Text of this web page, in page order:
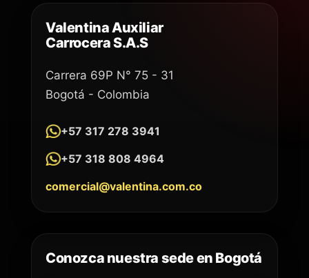
Valentina Auxiliar
Carrocera S.A.S
Carrera 69P N° 75 - 31
Bogotá - Colombia
+57 317 278 3941
+57 318 808 4964
comercial@valentina.com.co
Conozca nuestra sede en Bogotá